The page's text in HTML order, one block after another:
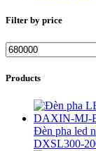
Filter by price
Giá
tối
thiểu
Products
Đèn pha led
DXSL300-